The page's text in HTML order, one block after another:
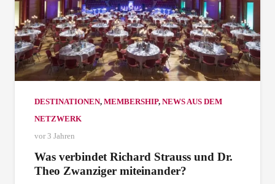
DESTINATIONEN, MEMBERSHIP, NEWS AUS DEM
NETZWERK
vor 3 Jahren
Was verbindet Richard Strauss und Dr.
Theo Zwanziger miteinander?